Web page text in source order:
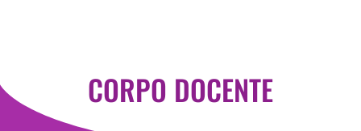
CORPO DOCENTE